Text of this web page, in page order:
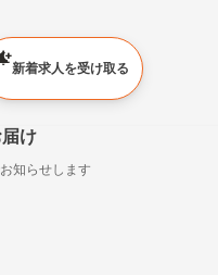
新着求人を受け取る
け
知らせします